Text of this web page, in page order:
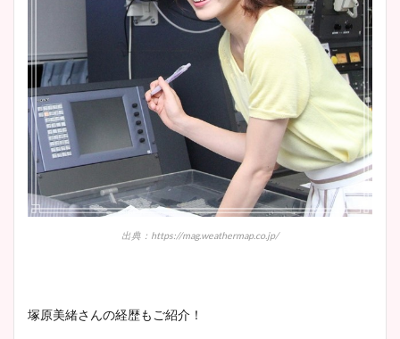
プ画像まとめ！同期や実家に
wikiプロフも！
安藤萌々アナのカップ画像や
ニット衣装まとめ！美足の筋
肉も凄い！
鈴木唯の太ってた時の体重が
出典：https://mag.weathermap.co.jp/
塚原美緒さんの経歴もご紹介！